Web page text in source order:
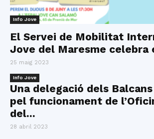
Info Jove
El Servei de Mobilitat
Jove del Maresme celebra
25 maig 2023
Info Jove
Una delegació dels
pel funcionament de
del...
28 abril 2023